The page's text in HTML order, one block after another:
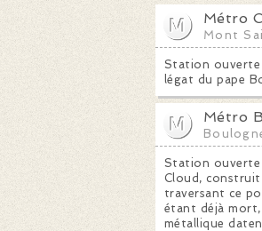
Métro
Mont
Station ouverte
légat du pape
Métro
Station ouverte
Cloud, construit
traversant ce
étant déjà
métallique